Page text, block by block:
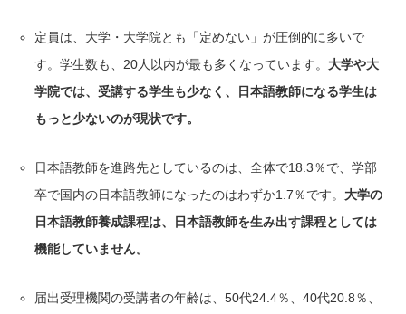
定員は、大学・大学院とも「定めない」が圧倒的に多いで
す。学生数も、20人以内が最も多くなっています。 大学や大
学院では、受講する学生も少なく、日本語教師になる学生は
もっと少ないのが現状です。
日本語教師を進路先としているのは、全体で18.3％で、学部
卒で国内の日本語教師になったのはわずか1.7％です。 大学の
日本語教師養成課程は、日本語教師を生み出す課程としては
機能していません。
届出受理機関の受講者の年齢は、50代24.4％、40代20.8％、